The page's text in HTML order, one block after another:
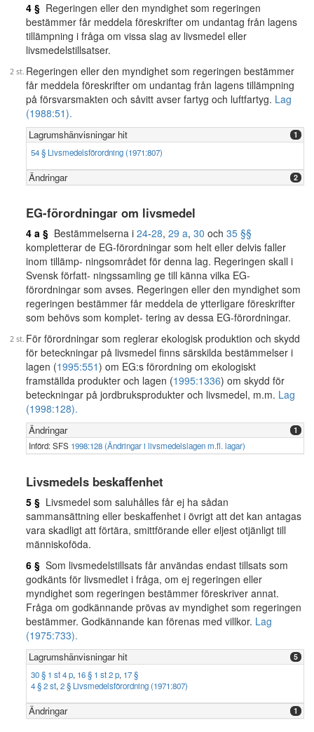
4 § Regeringen eller den myndighet som regeringen
bestämmer får meddela föreskrifter om undantag från lagens
tillämpning i fråga om vissa slag av livsmedel eller
livsmedelstillsatser.
Regeringen eller den myndighet som regeringen bestämmer
får meddela föreskrifter om undantag från lagens tillämpning
på försvarsmakten och såvitt avser fartyg och luftfartyg. Lag
(1988:51).
Lagrumshänvisningar hit 1
54 § Livsmedelsförordning (1971:807)
Ändringar 2
EG-förordningar om livsmedel
4 a § Bestämmelserna i 24-28, 29 a, 30 och 35 §§
kompletterar de EG-förordningar som helt eller delvis faller
inom tillämp- ningsområdet för denna lag. Regeringen skall i
Svensk författ- ningssamling ge till känna vilka EG-
förordningar som avses. Regeringen eller den myndighet som
regeringen bestämmer får meddela de ytterligare föreskrifter
som behövs som komplet- tering av dessa EG-förordningar.
För förordningar som reglerar ekologisk produktion och skydd
för beteckningar på livsmedel finns särskilda bestämmelser i
lagen (1995:551) om EG:s förordning om ekologiskt
framställda produkter och lagen (1995:1336) om skydd för
beteckningar på jordbruksprodukter och livsmedel, m.m. Lag
(1998:128).
Ändringar 1
Införd: SFS 1998:128 (Ändringar i livsmedelslagen m.fl. lagar)
Livsmedels beskaffenhet
5 § Livsmedel som saluhålles får ej ha sådan
sammansättning eller beskaffenhet i övrigt att det kan antagas
vara skadligt att förtära, smittförande eller eljest otjänligt till
människoföda.
6 § Som livsmedelstillsats får användas endast tillsats som
godkänts för livsmedlet i fråga, om ej regeringen eller
myndighet som regeringen bestämmer föreskriver annat.
Fråga om godkännande prövas av myndighet som regeringen
bestämmer. Godkännande kan förenas med villkor. Lag
(1975:733).
Lagrumshänvisningar hit 5
30 § 1 st 4 p, 16 § 1 st 2 p, 17 §
4 § 2 st, 2 § Livsmedelsförordning (1971:807)
Ändringar 1